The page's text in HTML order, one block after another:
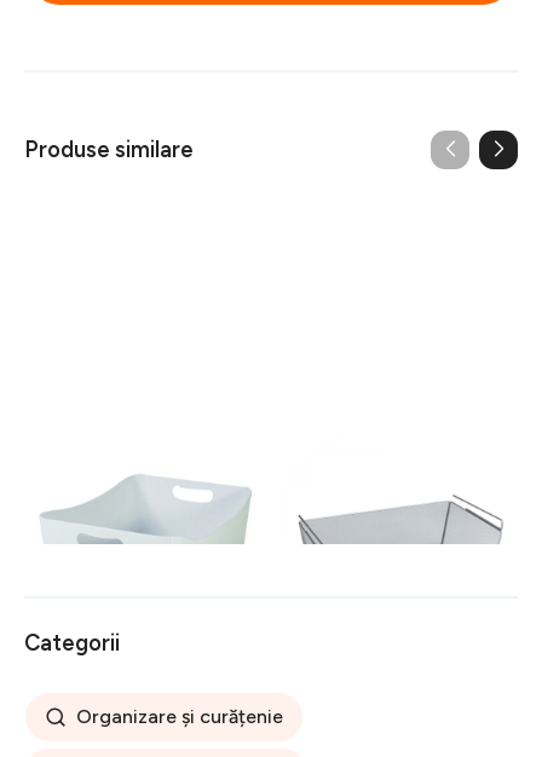
Produse similare
24x33.5x14 cm, plastic, alb
40 lei
Wenko, 49 x 18 x 28 cm,
metal, argintiu
95 lei
Categorii
Organizare și curățenie